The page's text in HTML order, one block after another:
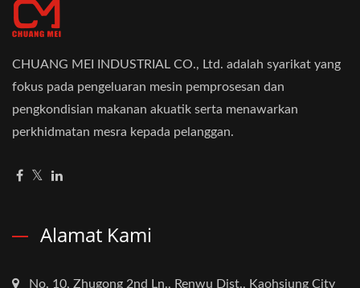
CHUANG MEI INDUSTRIAL CO., Ltd. adalah syarikat yang
fokus pada pengeluaran mesin pemprosesan dan
pengkondisian makanan akuatik serta menawarkan
perkhidmatan mesra kepada pelanggan.
Alamat Kami
No. 10, Zhugong 2nd Ln., Renwu Dist., Kaohsiung City